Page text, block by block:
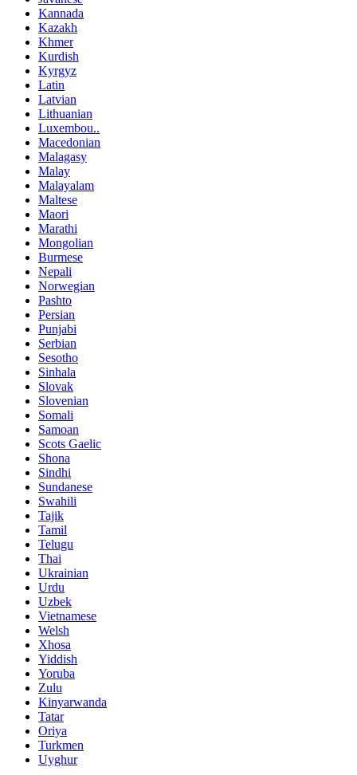
Kannada
Kazakh
Khmer
Kurdish
Kyrgyz
Latin
Latvian
Lithuanian
Luxembou..
Macedonian
Malagasy
Malay
Malayalam
Maltese
Maori
Marathi
Mongolian
Burmese
Nepali
Norwegian
Pashto
Persian
Punjabi
Serbian
Sesotho
Sinhala
Slovak
Slovenian
Somali
Samoan
Scots Gaelic
Shona
Sindhi
Sundanese
Swahili
Tajik
Tamil
Telugu
Thai
Ukrainian
Urdu
Uzbek
Vietnamese
Welsh
Xhosa
Yiddish
Yoruba
Zulu
Kinyarwanda
Tatar
Oriya
Turkmen
Uyghur